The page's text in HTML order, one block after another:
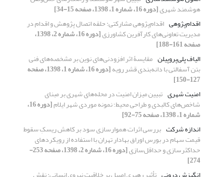
هوشمند شهری[دوره 16، شماره 1، 1398، صفحه 15-34]
اقدام‌پژوهی اقدام‌پژوهی مشارکتی: حلقه اتصال پژوهش و اقدام در
مدیریت تعاونی‌های کارآفرین کشاورزی [دوره 16، شماره 2، 1398،
صفحه 161-188]
الیاف پلی‌پروپیلن مقایسۀ اثر افزودنی‌های نوین بر مشخصه‌های فنی
بتن آسفالتی با دانه‌بندی قشر رویه [دوره 16، شماره 1، 1398، صفحه
127-150]
امنیت شهری تبیین میزان امنیت در محله‌های شهری بر مبنای
شاخص‌های کالبدی و طراحی محیط؛ نمونه موردی شهر ایلام [دوره 16،
شماره 1، 1398، صفحه 75-92]
اندازه شرکت بررسی اثرات هموارسازی سود بر کاهش ریسکِ سقوط
قیمت سهام در بورس اوراق بهادار تهران با استفاده از رویکردهای
حداکثر‌سازی و حداقل‌سازی [دوره 16، شماره 2، 1398، صفحه 253-
274]